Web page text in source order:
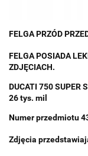
FELGA PRZÓD
FELGA POSIADA
ZDJĘCIACH.
DUCATI 750 SUPER
26 tys. mil
Numer przedmiotu
Zdjęcia